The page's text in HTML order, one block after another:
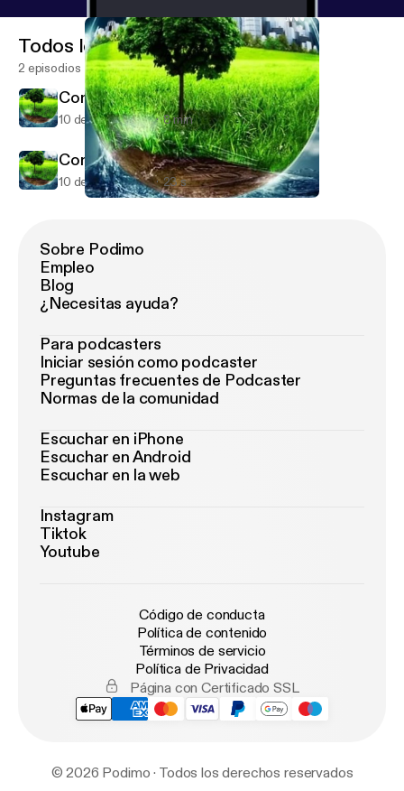
Todos los episodios
2 episodios
Contaminación ambiental
10 de jun de 2021 8 min
Contaminación ambiental
10 de jun de 2021 23 s
Sobre Podimo
Empleo
Blog
¿Necesitas ayuda?
Para podcasters
Iniciar sesión como podcaster
Preguntas frecuentes de Podcaster
Normas de la comunidad
Escuchar en iPhone
Escuchar en Android
Escuchar en la web
Instagram
Tiktok
Youtube
Código de conducta
Política de contenido
Términos de servicio
Política de Privacidad
Página con Certificado SSL
© 2026 Podimo · Todos los derechos reservados